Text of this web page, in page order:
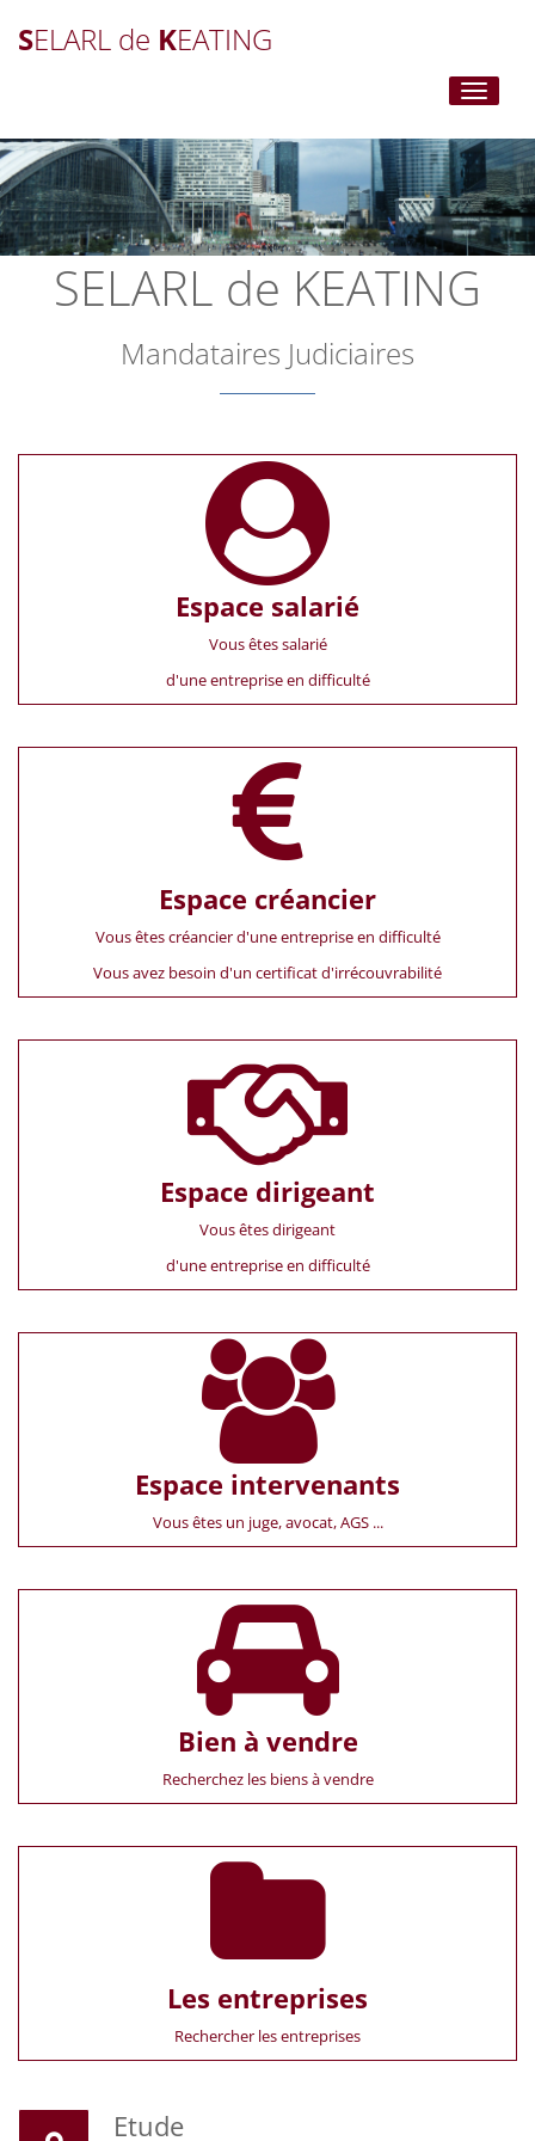
SELARL de KEATING
Toggle
SELARL de KEATING
Mandataires Judiciaires
Espace salarié
Vous êtes salarié
d'une entreprise en difficulté
Espace créancier
Vous êtes créancier d'une entreprise en difficulté
Vous avez besoin d'un certificat d'irrécouvrabilité
Espace dirigeant
Vous êtes dirigeant
d'une entreprise en difficulté
Espace intervenants
Vous êtes un juge, avocat, AGS ...
Bien à vendre
Recherchez les biens à vendre
Les entreprises
Rechercher les entreprises
Etude